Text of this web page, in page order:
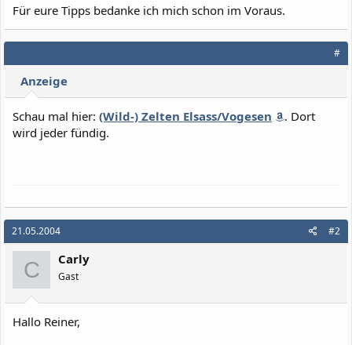
Für eure Tipps bedanke ich mich schon im Voraus.
#
Anzeige
Schau mal hier: (Wild-) Zelten Elsass/Vogesen
. Dort
wird jeder fündig.
21.05.2004 #2
C Carly
Gast
Hallo Reiner,